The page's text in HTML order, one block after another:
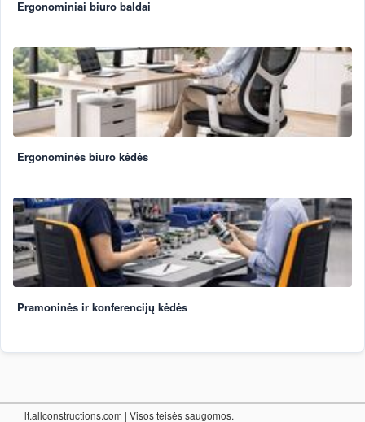
Ergonominiai biuro baldai
Ergonominės biuro kėdės
Pramoninės ir konferencijų kėdės
lt.allconstructions.com | Visos teisės saugomos.